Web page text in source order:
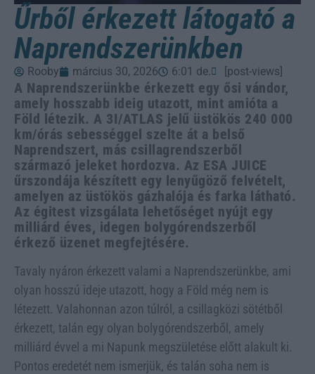
Űrből érkezett látogató a
Naprendszerünkben
Rooby március 30, 2026 6:01 de. [post-views]
A Naprendszerünkbe érkezett egy ősi vándor,
amely hosszabb ideig utazott, mint amióta a
Föld létezik. A 3I/ATLAS jelű üstökös 240 000
km/órás sebességgel szelte át a belső
Naprendszert, más csillagrendszerből
származó jeleket hordozva. Az ESA JUICE
űrszondája készített egy lenyűgöző felvételt,
amelyen az üstökös gázhalója és farka látható.
Az égitest vizsgálata lehetőséget nyújt egy
milliárd éves, idegen bolygórendszerből
érkező üzenet megfejtésére.
Tavaly nyáron érkezett valami a Naprendszerünkbe, ami
olyan hosszú ideje utazott, hogy a Föld még nem is
létezett. Valahonnan azon túlról, a csillagközi sötétből
érkezett, talán egy olyan bolygórendszerből, amely
milliárd évvel a mi Napunk megszületése előtt alakult ki.
Pontos eredetét nem ismerjük, és talán soha nem is